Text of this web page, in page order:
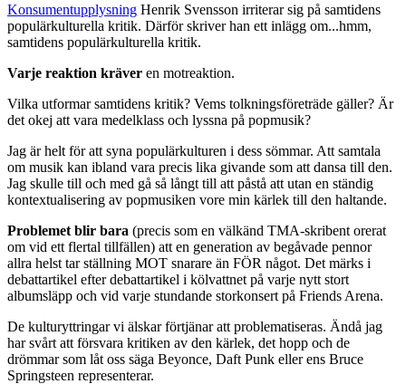
Konsumentupplysning Henrik Svensson irriterar sig på samtidens
populärkulturella kritik. Därför skriver han ett inlägg om...hmm,
samtidens populärkulturella kritik.
Varje reaktion kräver en motreaktion.
Vilka utformar samtidens kritik? Vems tolkningsföreträde gäller? Är
det okej att vara medelklass och lyssna på popmusik?
Jag är helt för att syna populärkulturen i dess sömmar. Att samtala
om musik kan ibland vara precis lika givande som att dansa till den.
Jag skulle till och med gå så långt till att påstå att utan en ständig
kontextualisering av popmusiken vore min kärlek till den haltande.
Problemet blir bara (precis som en välkänd TMA-skribent orerat
om vid ett flertal tillfällen) att en generation av begåvade pennor
allra helst tar ställning MOT snarare än FÖR något. Det märks i
debattartikel efter debattartikel i kölvattnet på varje nytt stort
albumsläpp och vid varje stundande storkonsert på Friends Arena.
De kulturyttringar vi älskar förtjänar att problematiseras. Ändå jag
har svårt att försvara kritiken av den kärlek, det hopp och de
drömmar som låt oss säga Beyonce, Daft Punk eller ens Bruce
Springsteen representerar.